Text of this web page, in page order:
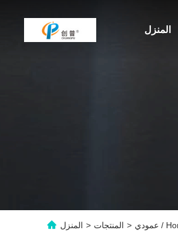
المنزل
المنزل > المنتجات >